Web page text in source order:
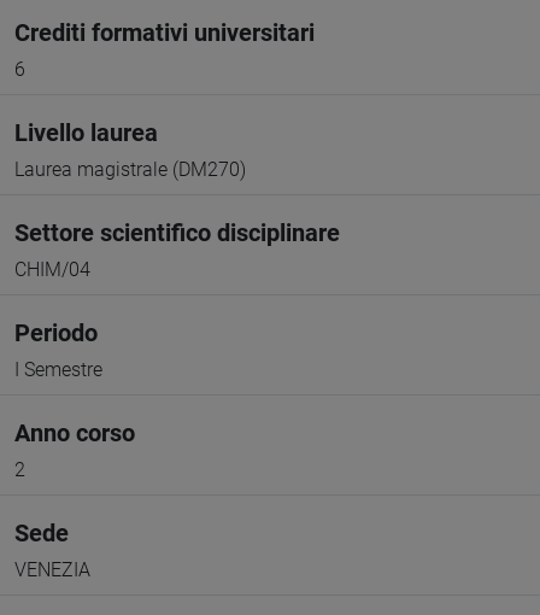
Crediti formativi universitari
6
Livello laurea
Laurea magistrale (DM270)
Settore scientifico disciplinare
CHIM/04
Periodo
I Semestre
Anno corso
2
Sede
VENEZIA